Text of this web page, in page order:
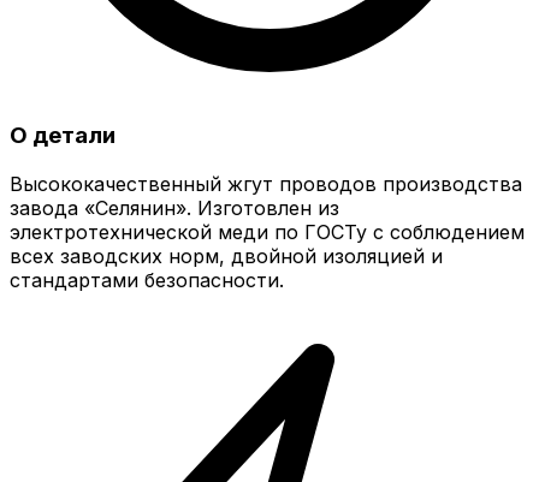
О детали
Высококачественный жгут проводов производства
завода «Селянин». Изготовлен из
электротехнической меди по ГОСТу с соблюдением
всех заводских норм, двойной изоляцией и
стандартами безопасности.